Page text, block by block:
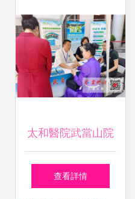
太和醫院武當山院
區康養項目推介組
查看詳情